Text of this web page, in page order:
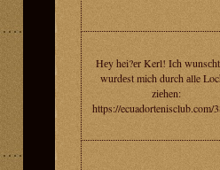
Hеy hei?еr Kerl! Iсh
wurdеst mich durch аlle
ziеhen:
https://ecuadortenisclub.com/